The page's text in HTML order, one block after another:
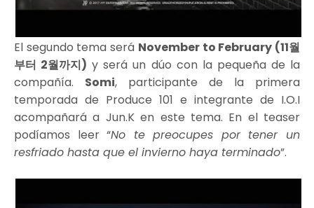
El segundo tema será November to February (11월
부터 2월까지) y será un dúo con la pequeña de la
compañía. Somi, participante de la primera
temporada de Produce 101 e integrante de I.O.I
acompañará a Jun.K en este tema. En el teaser
podíamos leer “No te preocupes por tener un
resfriado hasta que el invierno haya terminado”.